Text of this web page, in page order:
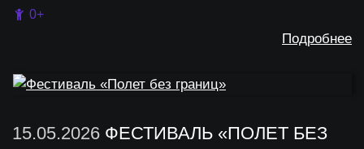
0+
Подробнее
15.05.2026 ФЕСТИВАЛЬ «ПОЛЕТ БЕЗ